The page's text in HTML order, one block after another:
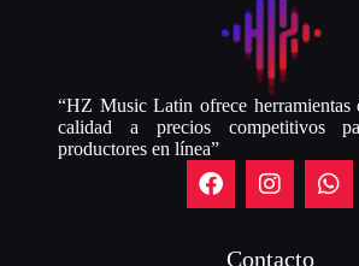
“HZ Music Latin ofrece herramientas
calidad a precios competitivos
productores en línea”
Contacto